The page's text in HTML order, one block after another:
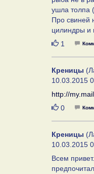
ушла толпа
Про свиней
цилиндры и
Нравится
1
Креницы
10.03.2015
http://
Нравится
0
Креницы
10.03.2015
Всем